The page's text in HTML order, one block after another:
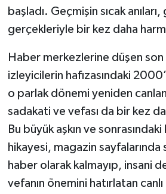
başladı. Geçmişin sıcak
gerçekleriyle bir kez daha
Haber merkezlerine düşen
izleyicilerin hafızasındaki
o parlak dönemi yeniden
sadakati ve vefası da bir kez
Bu büyük aşkın ve
hikayesi, magazin
haber olarak kalmayıp, insani
vefanın önemini hatırlatan